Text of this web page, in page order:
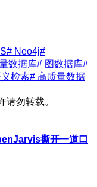
# Neo4j#
数据库# 图数据库#
检索# 高质量数据
勿转载。
撕开一道口